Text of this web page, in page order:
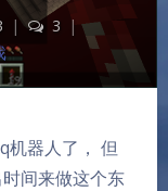
| 3
|
机器人了， 但
间来做这个东